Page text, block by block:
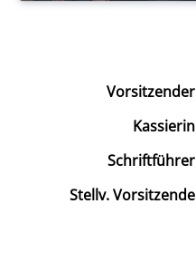
Vorsitzender
Kassierin
Schriftführer
Stellv. Vorsitzende